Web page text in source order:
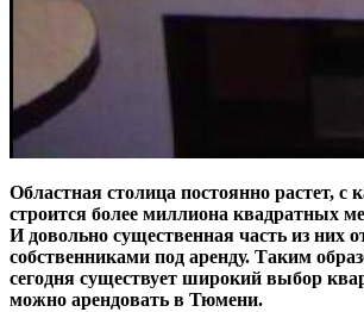
Областная столица постоянно растет,
строится более миллиона квадратных
И довольно существенная часть из них
собственниками под аренду. Таким
сегодня существует широкий выбор
можно арендовать в Тюмени.